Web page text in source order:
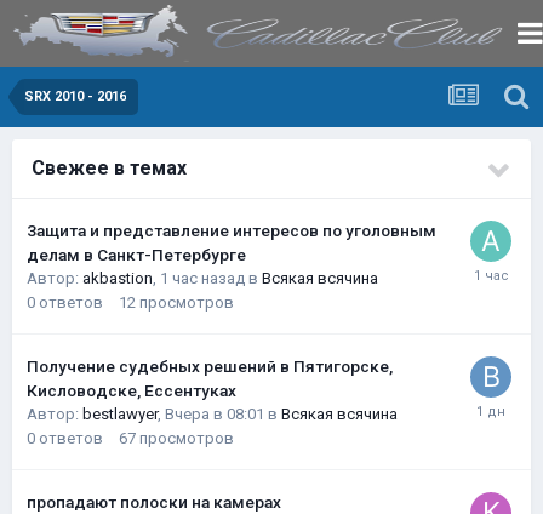
SRX 2010 - 2016
Свежее в темах
Защита и представление интересов по уголовным
делам в Санкт-Петербурге
Автор: akbastion, 1 час назад в Всякая всячина
0 ответов 12 просмотров
Получение судебных решений в Пятигорске,
Кисловодске, Ессентуках
Автор: bestlawyer, Вчера в 08:01 в Всякая всячина
0 ответов 67 просмотров
пропадают полоски на камерах